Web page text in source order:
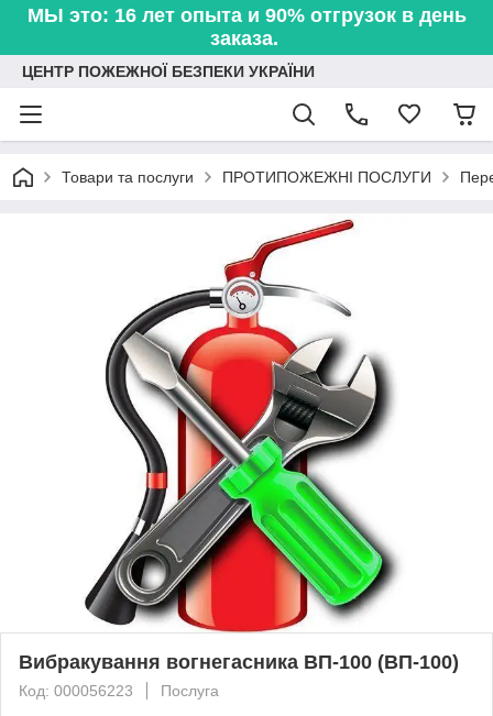
МЫ это: 16 лет опыта и 90% отгрузок в день
заказа.
ЦЕНТР ПОЖЕЖНОЇ БЕЗПЕКИ УКРАЇНИ
Товари та послуги ПРОТИПОЖЕЖНІ ПОСЛУГИ
Вибракування вогнегасника ВП-100 (ВП-100)
Код: 000056223 Послуга